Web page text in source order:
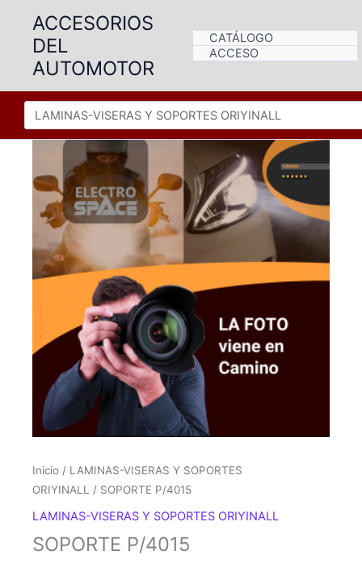
contenido
ACCESORIOS
DEL
AUTOMOTOR
CATÁLOGO
ACCESO
Inicio / LAMINAS-VISERAS Y SOPORTES
ORIYINALL / SOPORTE P/4015
LAMINAS-VISERAS Y SOPORTES ORIYINALL
SOPORTE P/4015